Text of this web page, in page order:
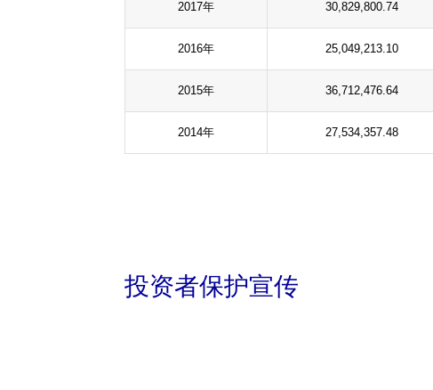
2017年 30,829,800.74
2016年 25,049,213.10
2015年 36,712,476.64
2014年 27,534,357.48
投资者保护宣传